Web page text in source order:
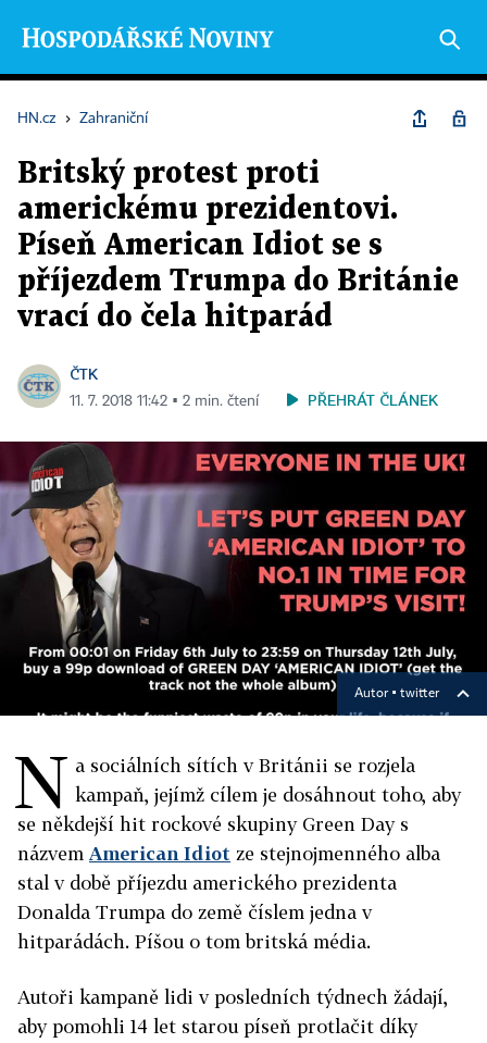
HN.cz › Zahraniční
Britský protest proti
americkému prezidentovi.
Píseň American Idiot se s
příjezdem Trumpa do Británie
vrací do čela hitparád
ČTK
11. 7. 2018 11:42 ▪ 2 min. čtení PŘEHRÁT ČLÁNEK
Autor ▪ twitter
N a sociálních sítích v Británii se rozjela
kampaň, jejímž cílem je dosáhnout toho, aby
se někdejší hit rockové skupiny Green Day s
názvem American Idiot ze stejnojmenného alba
stal v době příjezdu amerického prezidenta
Donalda Trumpa do země číslem jedna v
hitparádách. Píšou o tom britská média.
Autoři kampaně lidi v posledních týdnech žádají,
aby pomohli 14 let starou píseň protlačit díky